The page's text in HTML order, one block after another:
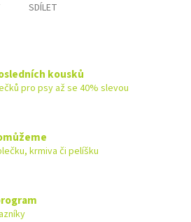
SDÍLET
kousků
pro psy až se 40% slevou
krmiva či pelíšku